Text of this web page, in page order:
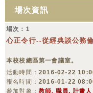
場次資訊
場次：1
心正令行--從經典談公務
本校校總區第一會議室。
活動時間： 2016-02-22
報名時間： 2016-01-22
參加對象： 教師, 職員, 計畫人